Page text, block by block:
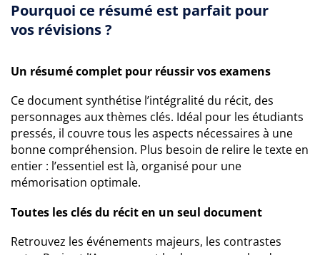
Pourquoi ce résumé est parfait pour
vos révisions ?
Un résumé complet pour réussir vos examens
Ce document synthétise l’intégralité du récit, des
personnages aux thèmes clés. Idéal pour les étudiants
pressés, il couvre tous les aspects nécessaires à une
bonne compréhension. Plus besoin de relire le texte en
entier : l’essentiel est là, organisé pour une
mémorisation optimale.
Toutes les clés du récit en un seul document
Retrouvez les événements majeurs, les contrastes